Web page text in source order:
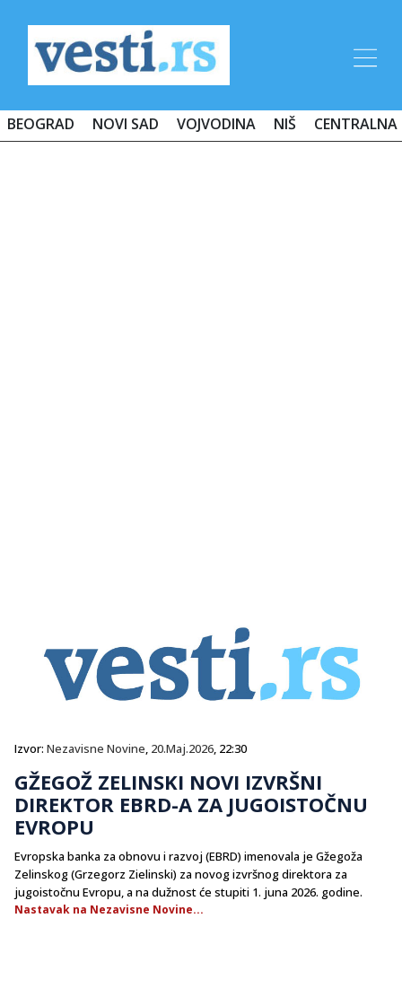
BEOGRAD NOVI SAD VOJVODINA NIŠ CENTRALNA
Izvor: Nezavisne Novine, 20.Maj.2026, 22:30
GŽEGOŽ ZELINSKI NOVI IZVRŠNI
DIREKTOR EBRD-A ZA JUGOISTOČNU
EVROPU
Evropska banka za obnovu i razvoj (EBRD) imenovala je Gžegoža
Zelinskog (Grzegorz Zielinski) za novog izvršnog direktora za
jugoistočnu Evropu, a na dužnost će stupiti 1. juna 2026. godine.
Nastavak na Nezavisne Novine...